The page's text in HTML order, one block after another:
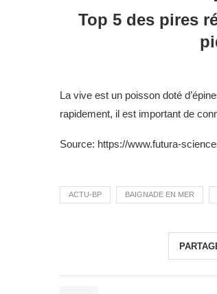
Top 5 des pires
La vive est un poisson doté
rapidement, il est important de
Source: https://www.futura-
ACTU-BP BAIGNADE EN MER